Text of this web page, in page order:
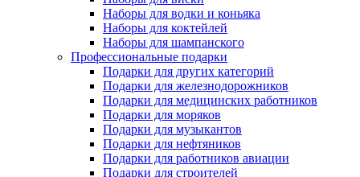
Наборы для водки и коньяка
Наборы для коктейлей
Наборы для шампанского
Профессиональные подарки
Подарки для других категорий
Подарки для железнодорожников
Подарки для медицинских работников
Подарки для моряков
Подарки для музыкантов
Подарки для нефтяников
Подарки для работников авиации
Подарки для строителей